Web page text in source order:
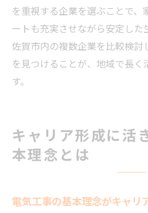
を重視する企業を選ぶことで、
ートも充実させながら安定した
佐賀市内の複数企業を比較検
を見つけることが、地域で長く
す。
キャリア形成に活
本理念とは
電気工事の基本理念がキャリ